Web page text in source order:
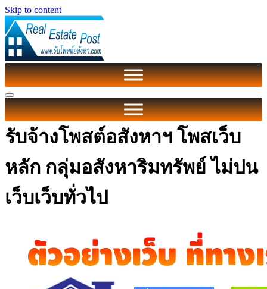
Skip to content
รับจ้างโพสต์อสังหาฯ โพสเว็บ
หลัก กลุ่มอสังหาริมทรัพย์ ไม่ปน
เว็บเว็บทั่วไป